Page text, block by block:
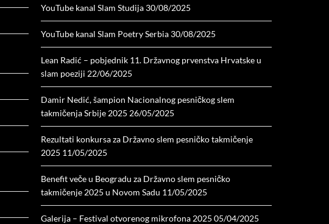
YouTube kanal Slam Studija 30/08/2025
YouTube kanal Slam Poetry Serbia 30/08/2025
Lean Radić – pobjednik 11. Državnog prvenstva Hrvatske u
slam poeziji 22/06/2025
Damir Nedić, šampion Nacionalnog pesničkog slem
takmičenja Srbije 2025 26/05/2025
Rezultati konkursa za Državno slem pesničko takmičenje
2025 11/05/2025
Benefit veče u Beogradu za Državno slem pesničko
takmičenje 2025 u Novom Sadu 11/05/2025
Galerija – Festival otvorenog mikrofona 2025 05/04/2025